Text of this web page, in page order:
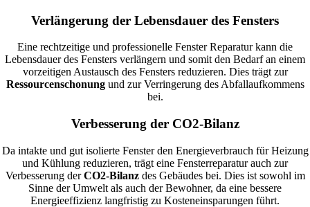
Verlängerung der Lebensdauer des Fensters
Eine rechtzeitige und professionelle Fenster Reparatur kann die
Lebensdauer des Fensters verlängern und somit den Bedarf an einem
vorzeitigen Austausch des Fensters reduzieren. Dies trägt zur
Ressourcenschonungund zur Verringerung des Abfallaufkommens
bei.
Verbesserung der CO2-Bilanz
Da intakte und gut isolierte Fenster den Energieverbrauch für Heizung
und Kühlung reduzieren, trägt eine Fensterreparatur auch zur
Verbesserung derCO2-Bilanzdes Gebäudes bei. Dies ist sowohl im
Sinne der Umwelt als auch der Bewohner, da eine bessere
Energieeffizienz langfristig zu Kosteneinsparungen führt.